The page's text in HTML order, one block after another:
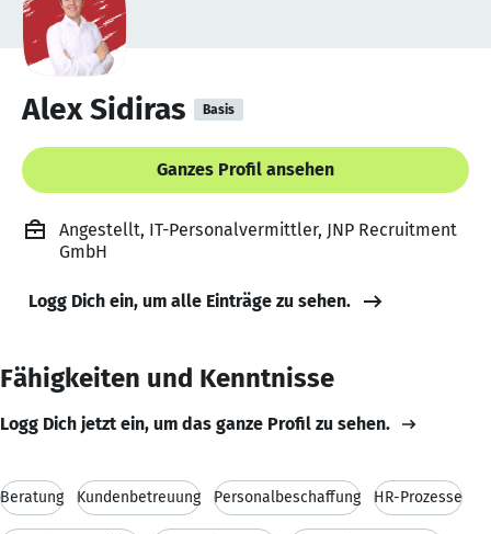
Alex Sidiras Basis
Ganzes Profil ansehen
Angestellt, IT-Personalvermittler, JNP Recruitment
GmbH
Logg Dich ein, um alle Einträge zu sehen.
Fähigkeiten und Kenntnisse
Logg Dich jetzt ein, um das ganze Profil zu sehen.
Beratung Kundenbetreuung Personalbeschaffung HR-Prozesse